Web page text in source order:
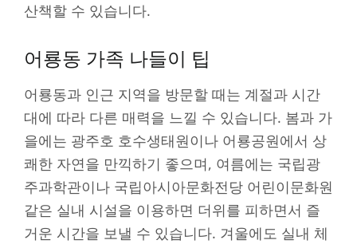
산책할 수 있습니다.
어룡동 가족 나들이 팁
어룡동과 인근 지역을 방문할 때는 계절과 시간
대에 따라 다른 매력을 느낄 수 있습니다. 봄과 가
을에는 광주호 호수생태원이나 어룡공원에서 상
쾌한 자연을 만끽하기 좋으며, 여름에는 국립광
주과학관이나 국립아시아문화전당 어린이문화원
같은 실내 시설을 이용하면 더위를 피하면서 즐
거운 시간을 보낼 수 있습니다. 겨울에도 실내 체